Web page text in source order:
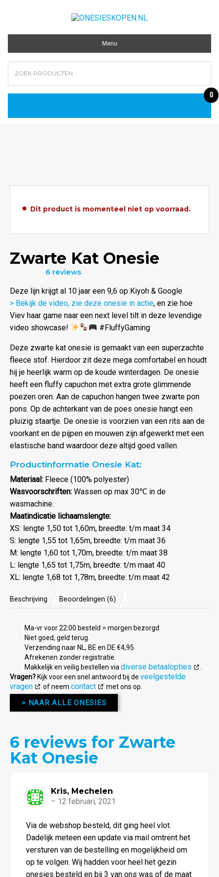
Menu
0
Dit product is momenteel niet op voorraad.
Zwarte Kat Onesie
4.83uit
5
6 reviews
Deze lijn krijgt al 10 jaar een 9,6 op Kiyoh & Google
> Bekijk de video, zie deze onesie in actie, en zie hoe
Viev haar game naar een next level tilt in deze levendige
video showcase!
#FluffyGaming
Deze zwarte kat onesie is gemaakt van een superzachte
fleece stof. Hierdoor zit deze mega comfortabel en houdt
hij je heerlijk warm op de koude winterdagen. De onesie
heeft een fluffy capuchon met extra grote glimmende
poezen oren. Aan de capuchon hangen twee zwarte pon
pons. Op de achterkant van de poes onesie hangt een
pluizig staartje. De onesie is voorzien van een rits aan de
voorkant en de pijpen en mouwen zijn afgewerkt met een
elastische band waardoor deze altijd goed vallen.
Productinformatie Onesie Kat:
Materiaal: Fleece (100% polyester)
Wasvoorschriften: Wassen op max 30℃ in de
wasmachine.
Maatindicatie lichaamslengte:
XS: lengte 1,50 tot 1,60m, breedte: t/m maat 34
S: lengte 1,55 tot 1,65m, breedte: t/m maat 36
M: lengte 1,60 tot 1,70m, breedte: t/m maat 38
L: lengte 1,65 tot 1,75m, breedte: t/m maat 40
XL: lengte 1,68 tot 1,78m, breedte: t/m maat 42
Beschrijving Beoordelingen (6)
Ma-vr voor 22:00 besteld = morgen bezorgd
Niet goed, geld terug.
Verzending naar NL, BE en DE €4,95.
Afrekenen zonder registratie.
Makkelijk en veilig bestellen via diverse betaalopties
Vragen? Kijk voor een snel antwoord bij de veelgestelde
vragen
of neem contact met ons op.
> NAAR ALLE ONESIES
6 reviews for Zwarte
Kat Onesie
5uit 5
Kris, Mechelen
– 12 februari, 2021
Via de webshop besteld, dit ging heel vlot.
Dadelijk meteen een update via mail omtrent het
versturen van de bestelling en mogelijkheid om
op te volgen. Wij hadden voor heel het gezin
onesies besteld en bij 3 van ons was of de maat